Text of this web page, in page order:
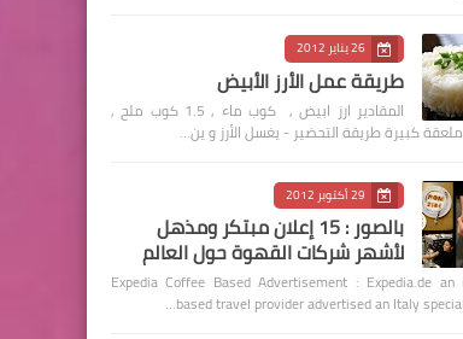
26 يناير 2012
طريقة عمل الأرز الأبيض
المقادير ارز ابيض , كوب ماء , 1.5 كوب ملح ,
كبيرة طريقة التحضير - يغسل الأرز و ين…
29 أكتوبر 2012
بالصور : 15 إعلان مبتكر ومذهل
لأشهر شركات القهوة حول العالم
Expedia Coffee Based Advertisement : Expedia.de an
based travel provider advertised an Italy